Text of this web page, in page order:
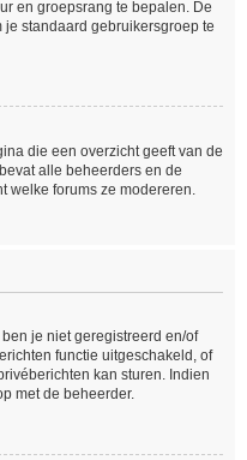
en groepsrang te bepalen. De
standaard gebruikersgroep te
die een overzicht geeft van de
alle beheerders en de
welke forums ze modereren.
je niet geregistreerd en/of
functie uitgeschakeld, of
kan sturen. Indien
met de beheerder.